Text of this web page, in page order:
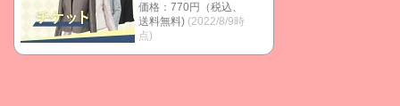
価格：770円（税込、
送料無料) (2022/8/9時
点)